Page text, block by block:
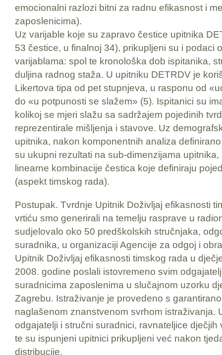
emocionalni razlozi bitni za radnu efikasnost i
zaposlenicima).
Uz varijable koje su zapravo čestice upitnika
53 čestice, u finalnoj 34), prikupljeni su i podaci
varijablama: spol te kronološka dob ispitanika,
duljina radnog staža. U upitniku DETRDV je
Likertova tipa od pet stupnjeva, u rasponu od
do «u potpunosti se slažem» (5). Ispitanici su
kolikoj se mjeri slažu sa sadržajem pojedinih
reprezentirale mišljenja i stavove. Uz
upitnika, nakon komponentnih analiza
su ukupni rezultati na sub-dimenzijama
linearne kombinacije čestica koje definiraju
(aspekt timskog rada).
Postupak. Tvrdnje Upitnik Doživljaj efikasnosti
vrtiću smo generirali na temelju rasprave u
sudjelovalo oko 50 predškolskih stručnjaka,
suradnika, u organizaciji Agencije za odgoj i
Upitnik Doživljaj efikasnosti timskog rada u
2008. godine poslali istovremeno svim
suradnicima zaposlenima u slučajnom uzorku
Zagrebu. Istraživanje je provedeno s
naglašenom znanstvenom svrhom istraživanja.
odgajatelji i stručni suradnici, ravnateljice dječjih
te su ispunjeni upitnici prikupljeni već nakon
distribucije.